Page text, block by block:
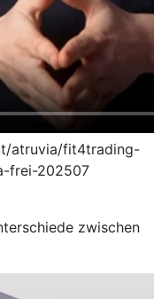
atruvia/fit4trading-
frei-202507
zwischen